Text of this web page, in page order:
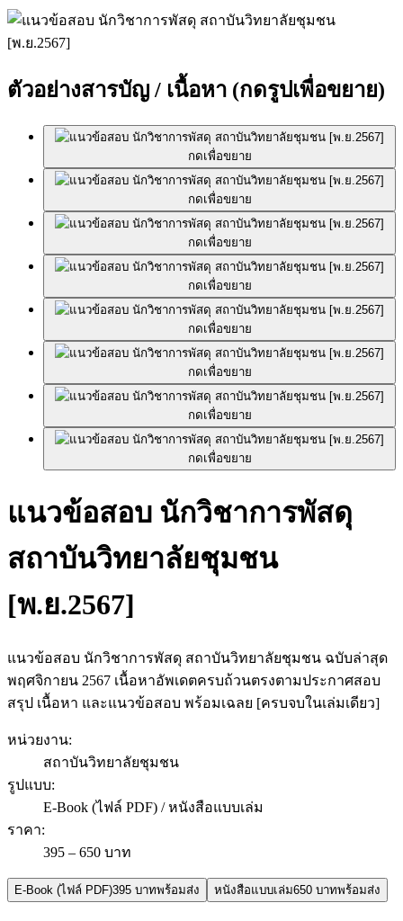
ตัวอย่างสารบัญ / เนื้อหา (กดรูปเพื่อขยาย)
กดเพื่อขยาย
กดเพื่อขยาย
กดเพื่อขยาย
กดเพื่อขยาย
กดเพื่อขยาย
กดเพื่อขยาย
กดเพื่อขยาย
กดเพื่อขยาย
แนวข้อสอบ นักวิชาการพัสดุ
สถาบันวิทยาลัยชุมชน
[พ.ย.2567]
แนวข้อสอบ นักวิชาการพัสดุ สถาบันวิทยาลัยชุมชน ฉบับล่าสุด
พฤศจิกายน 2567 เนื้อหาอัพเดตครบถ้วนตรงตามประกาศสอบ
สรุป เนื้อหา และแนวข้อสอบ พร้อมเฉลย [ครบจบในเล่มเดียว]
หน่วยงาน:
สถาบันวิทยาลัยชุมชน
รูปแบบ:
E-Book (ไฟล์ PDF) / หนังสือแบบเล่ม
ราคา:
395 – 650 บาท
E-Book (ไฟล์ PDF)395 บาทพร้อมส่ง หนังสือแบบเล่ม650 บาทพร้อมส่ง